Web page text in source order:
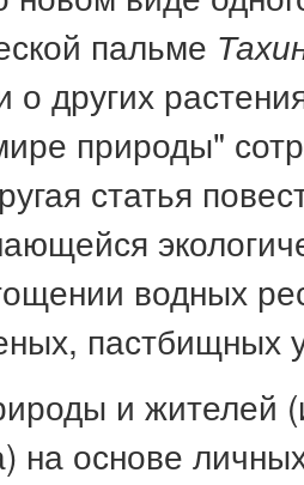
пальме
о других
природы"
статья
водных
пастбищных
и жителей
на основе